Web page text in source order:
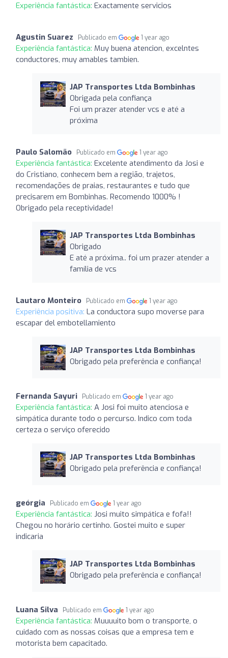
Experiência fantástica: Exactamente servicios
Agustin Suarez Publicado em 1 year ago
Experiência fantástica: Muy buena atencion, excelntes
conductores, muy amables tambien.
JAP Transportes Ltda Bombinhas
Obrigada pela confiança
Foi um prazer atender vcs e até a
próxima
Paulo Salomão Publicado em 1 year ago
Experiência fantástica: Excelente atendimento da Josi e
do Cristiano, conhecem bem a região, trajetos,
recomendações de praias, restaurantes e tudo que
precisarem em Bombinhas. Recomendo 1000% !
Obrigado pela receptividade!
JAP Transportes Ltda Bombinhas
Obrigado
E até a próxima.. foi um prazer atender a
família de vcs
Lautaro Monteiro Publicado em 1 year ago
Experiência positiva: La conductora supo moverse para
escapar del embotellamiento
JAP Transportes Ltda Bombinhas
Obrigado pela preferência e confiança!
Fernanda Sayuri Publicado em 1 year ago
Experiência fantástica: A Josi foi muito atenciosa e
simpática durante todo o percurso. Indico com toda
certeza o serviço oferecido
JAP Transportes Ltda Bombinhas
Obrigado pela preferência e confiança!
geórgia Publicado em 1 year ago
Experiência fantástica: Josi muito simpática e fofa!!
Chegou no horário certinho. Gostei muito e super
indicaria
JAP Transportes Ltda Bombinhas
Obrigado pela preferência e confiança!
Luana Silva Publicado em 1 year ago
Experiência fantástica: Muuuuito bom o transporte, o
cuidado com as nossas coisas que a empresa tem e
motorista bem capacitado.